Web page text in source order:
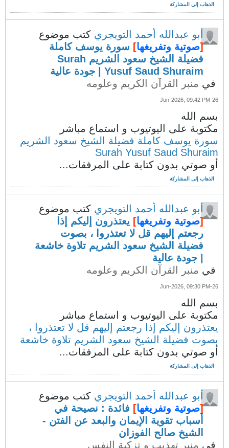
الذهاب إلى المشاركة
أبو عبدالله أحمد التويجري كتب موضوع
[صوتية وتفريغها] سورة يوسف كاملة
فضيلة الشيخ سعود الشريم Surah
Yusuf Saud Shuraim | جودة عالية
في منبر القرآن الكريم وعلومه
26-Jun-2026, 09:42 PM
بسم الله
مكتوبة على اليوتيوب و استماع مباشر
سورة يوسف كاملة فضيلة الشيخ سعود الشريم
Surah Yusuf Saud Shuraim
أو صوتي بدون كتابة على المرفقات...
الذهاب إلى المشاركة
أبو عبدالله أحمد التويجري كتب موضوع
[صوتية وتفريغها] يعتذرون إليكم إذا
رجعتم إليهم قل لا تعتذروا ، بصوت
فضيلة الشيخ سعود الشريم تلاوة خاشعة
| جودة عالية
في منبر القرآن الكريم وعلومه
26-Jun-2026, 09:30 PM
بسم الله
مكتوبة على اليوتيوب و استماع مباشر
يعتذرون إليكم إذا رجعتم إليهم قل لا تعتذروا ،
بصوت فضيلة الشيخ سعود الشريم تلاوة خاشعة
أو صوتي بدون كتابة على المرفقات...
الذهاب إلى المشاركة
أبو عبدالله أحمد التويجري كتب موضوع
[صوتية وتفريغها] فائدة : نصيحة في
أسباب تقوية الإيمان والبعد عن الفتن -
الشيخ صالح الفوزان
في منبر تهذيب و تزكية النفس